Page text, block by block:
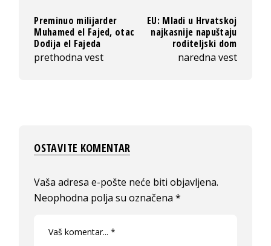
Preminuo milijarder
Muhamed el Fajed, otac
Dodija el Fajeda
prethodna vest
EU: Mladi u Hrvatskoj
najkasnije napuštaju
roditeljski dom
naredna vest
OSTAVITE KOMENTAR
Vaša adresa e-pošte neće biti objavljena.
Neophodna polja su označena*